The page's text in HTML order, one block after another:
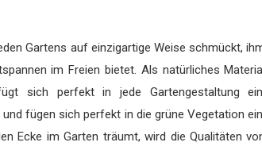
Gartens auf einzigartige Weise schmückt,
im Freien bietet. Als natürliches
sich perfekt in jede Gartengestaltung
fügen sich perfekt in die grüne Vegetation
Ecke im Garten träumt, wird die Qualitäten